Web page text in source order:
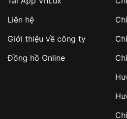
Liên hệ
Giới thiệu về công ty
Đồng hồ Online